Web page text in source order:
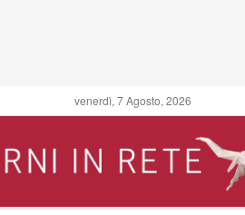
venerdì, 7 Agosto, 2026